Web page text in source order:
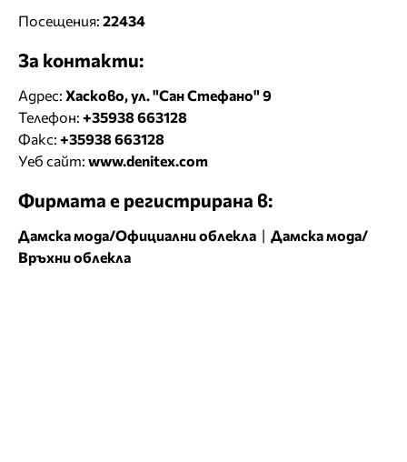
Посещения: 22434
За контакти:
Адрес: Хасково, ул. "Сан Стефано" 9
Телефон: +35938 663128
Факс: +35938 663128
Уеб сайт: www.denitex.com
Фирмата е регистрирана в:
Дамска мода/Официални облекла | Дамска мода/
Връхни облекла